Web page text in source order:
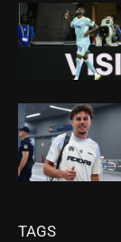
TAGS